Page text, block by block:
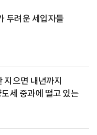
두려운 세입자들
지으면 내년까지
세 중과에 떨고 있는